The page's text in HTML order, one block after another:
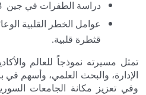
دراسة الطفرات في جين
عوامل الخطر القلبية
قثطرة قلبية.
تمثل مسيرته نموذجاً للعالم
الإدارة، والبحث العلمي، وأسهم في
وفي تعزيز مكانة الجامعات